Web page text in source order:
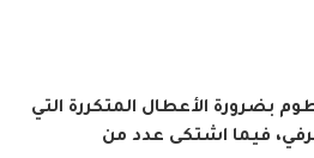
بضرورة الأعطال المتكررة التي
فيما اشتكى عدد من